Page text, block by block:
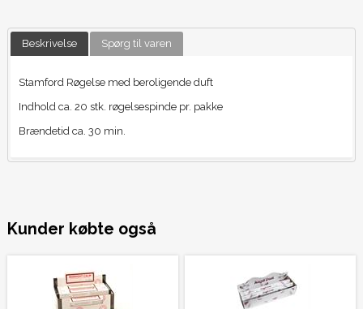
Beskrivelse Spørg til varen
Stamford Røgelse med beroligende duft
Indhold ca. 20 stk. røgelsespinde pr. pakke
Brændetid ca. 30 min.
Kunder købte også